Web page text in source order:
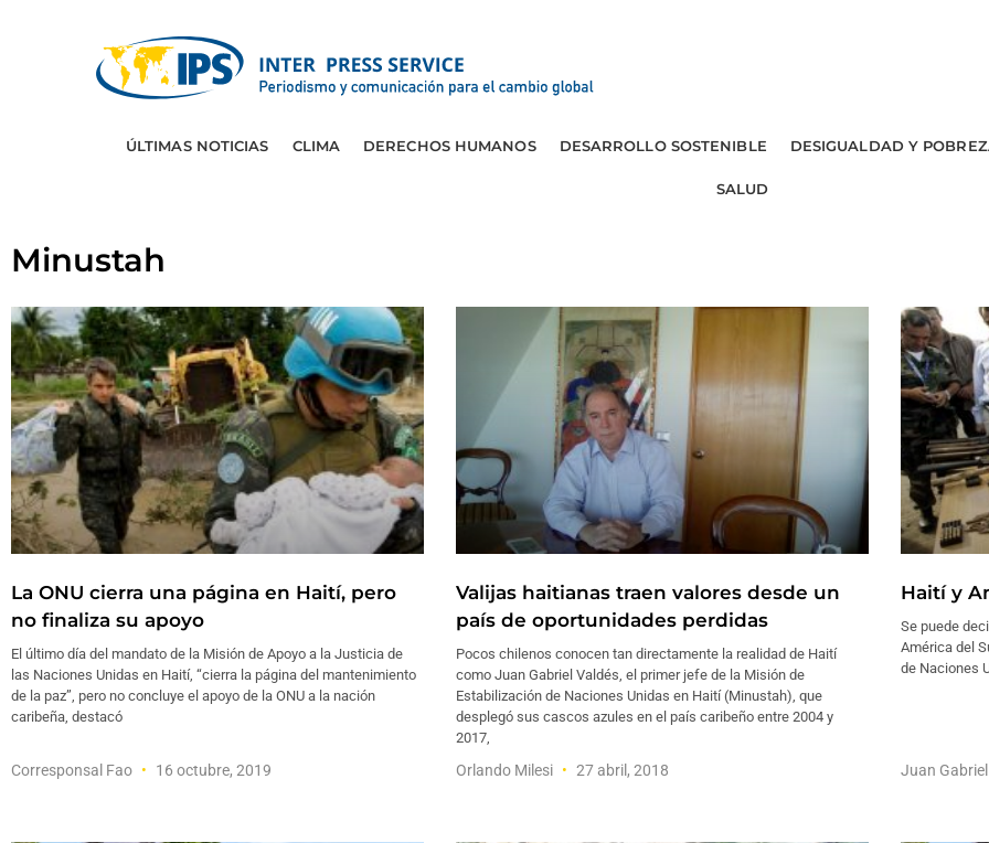
ÚLTIMAS NOTICIAS CLIMA DERECHOS HUMANOS DESARROLLO SOSTENIBLE DESIGUALDAD Y
SALUD
Minustah
La ONU cierra una página en Haití, pero
no finaliza su apoyo
El último día del mandato de la Misión de Apoyo a la Justicia de
las Naciones Unidas en Haití, “cierra la página del mantenimiento
de la paz”, pero no concluye el apoyo de la ONU a la nación
caribeña, destacó
Corresponsal Fao 16 octubre, 2019
Valijas haitianas traen valores desde un
país de oportunidades perdidas
Pocos chilenos conocen tan directamente la realidad de Haití
como Juan Gabriel Valdés, el primer jefe de la Misión de
Estabilización de Naciones Unidas en Haití (Minustah), que
desplegó sus cascos azules en el país caribeño entre 2004 y
2017,
Orlando Milesi 27 abril, 2018
Haití y
Se puede
América del
de Naciones
Juan